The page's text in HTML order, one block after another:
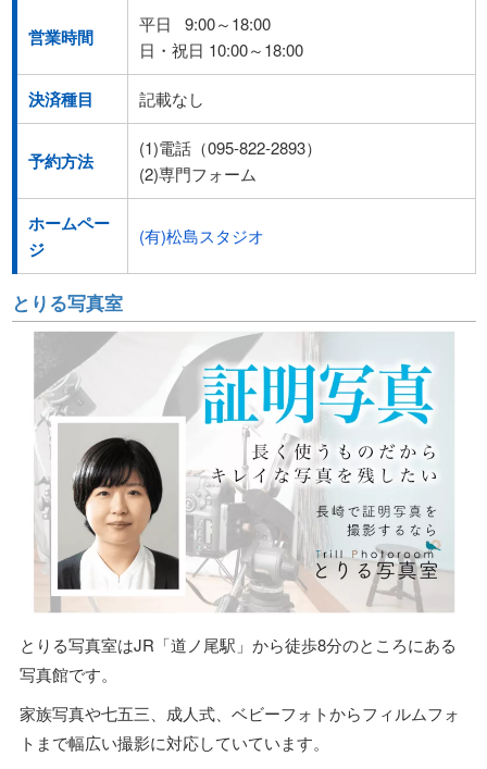
営業時間
平日 9:00～18:00
日・祝日 10:00～18:00
決済種目 記載なし
予約方法
(1)電話（095-822-2893）
(2)専門フォーム
ホームペー
ジ
(有)松島スタジオ
とりる写真室
とりる写真室はJR「道ノ尾駅」から徒歩8分のところにある
写真館です。
家族写真や七五三、成人式、ベビーフォトからフィルムフォ
トまで幅広い撮影に対応していています。